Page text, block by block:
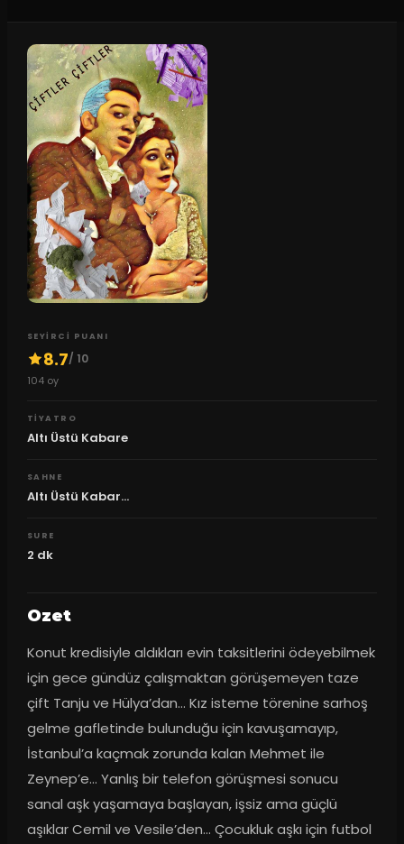
SEYIRCI PUANI
8.7/ 10
104oy
TIYATRO
Altı Üstü Kabare
SAHNE
Altı Üstü Kabar...
SURE
2 dk
Ozet
Konut kredisiyle aldıkları evin taksitlerini ödeyebilmek
için gece gündüz çalışmaktan görüşemeyen taze
çift Tanju ve Hülya’dan… Kız isteme törenine sarhoş
gelme gafletinde bulunduğu için kavuşamayıp,
İstanbul’a kaçmak zorunda kalan Mehmet ile
Zeynep’e… Yanlış bir telefon görüşmesi sonucu
sanal aşk yaşamaya başlayan, işsiz ama güçlü
aşıklar Cemil ve Vesile’den… Çocukluk aşkı için futbol